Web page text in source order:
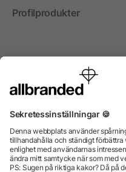
Profilprodukter